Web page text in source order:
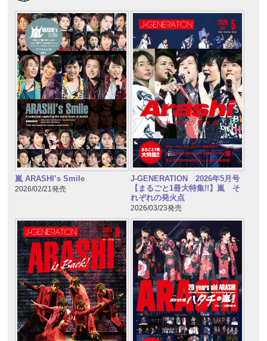
嵐 ARASHI’s Smile
2026/02/21発売
J-GENERATION 2026年5月号
【まるごと1冊大特集!!】嵐 そ
れぞれの発火点
2026/03/23発売